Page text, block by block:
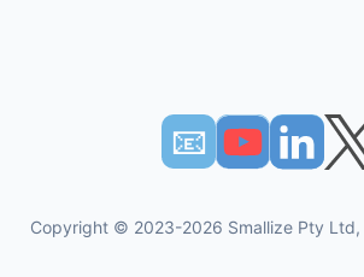
📧︎
Copyright © 2023-2026 Smallize Pty Ltd,